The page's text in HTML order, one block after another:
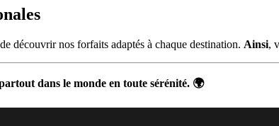
découvrir nos forfaits adaptés à chaque destination. Ainsi,
dans le monde en toute sérénité. 🌍